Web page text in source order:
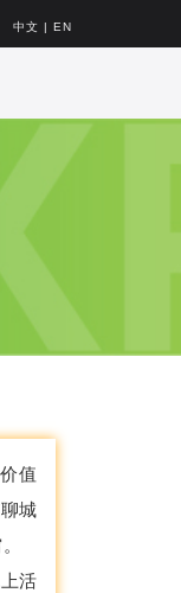
中文 | EN
值
城
活